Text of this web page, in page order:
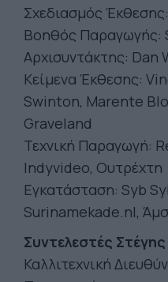
Σχεδιασμός
Βοηθός Παραγωγής:
Αρχισυντάκτης: Dan
Κείμενα Έκθεσης:
Swinton, Marente
Graveland
Τεχνική Παραγωγή:
Indyvideo, Ουτρέχτη
Εγκατάσταση: Syb
Surinamekade.nl,
Συντελεστές Στέγης
Καλλιτεχνική